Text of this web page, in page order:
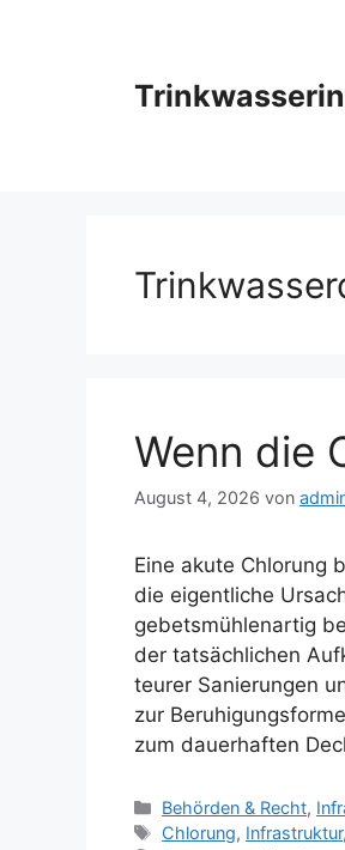
Wenn die
August 4, 2026 von
Eine akute Chlorung
die eigentliche
gebetsmühlenartig
der tatsächlichen
teurer Sanierungen
zur
zum dauerhaften
Kategorien
Behörden & Recht,
Schlagwörter
Chlorung, Infrastruktur